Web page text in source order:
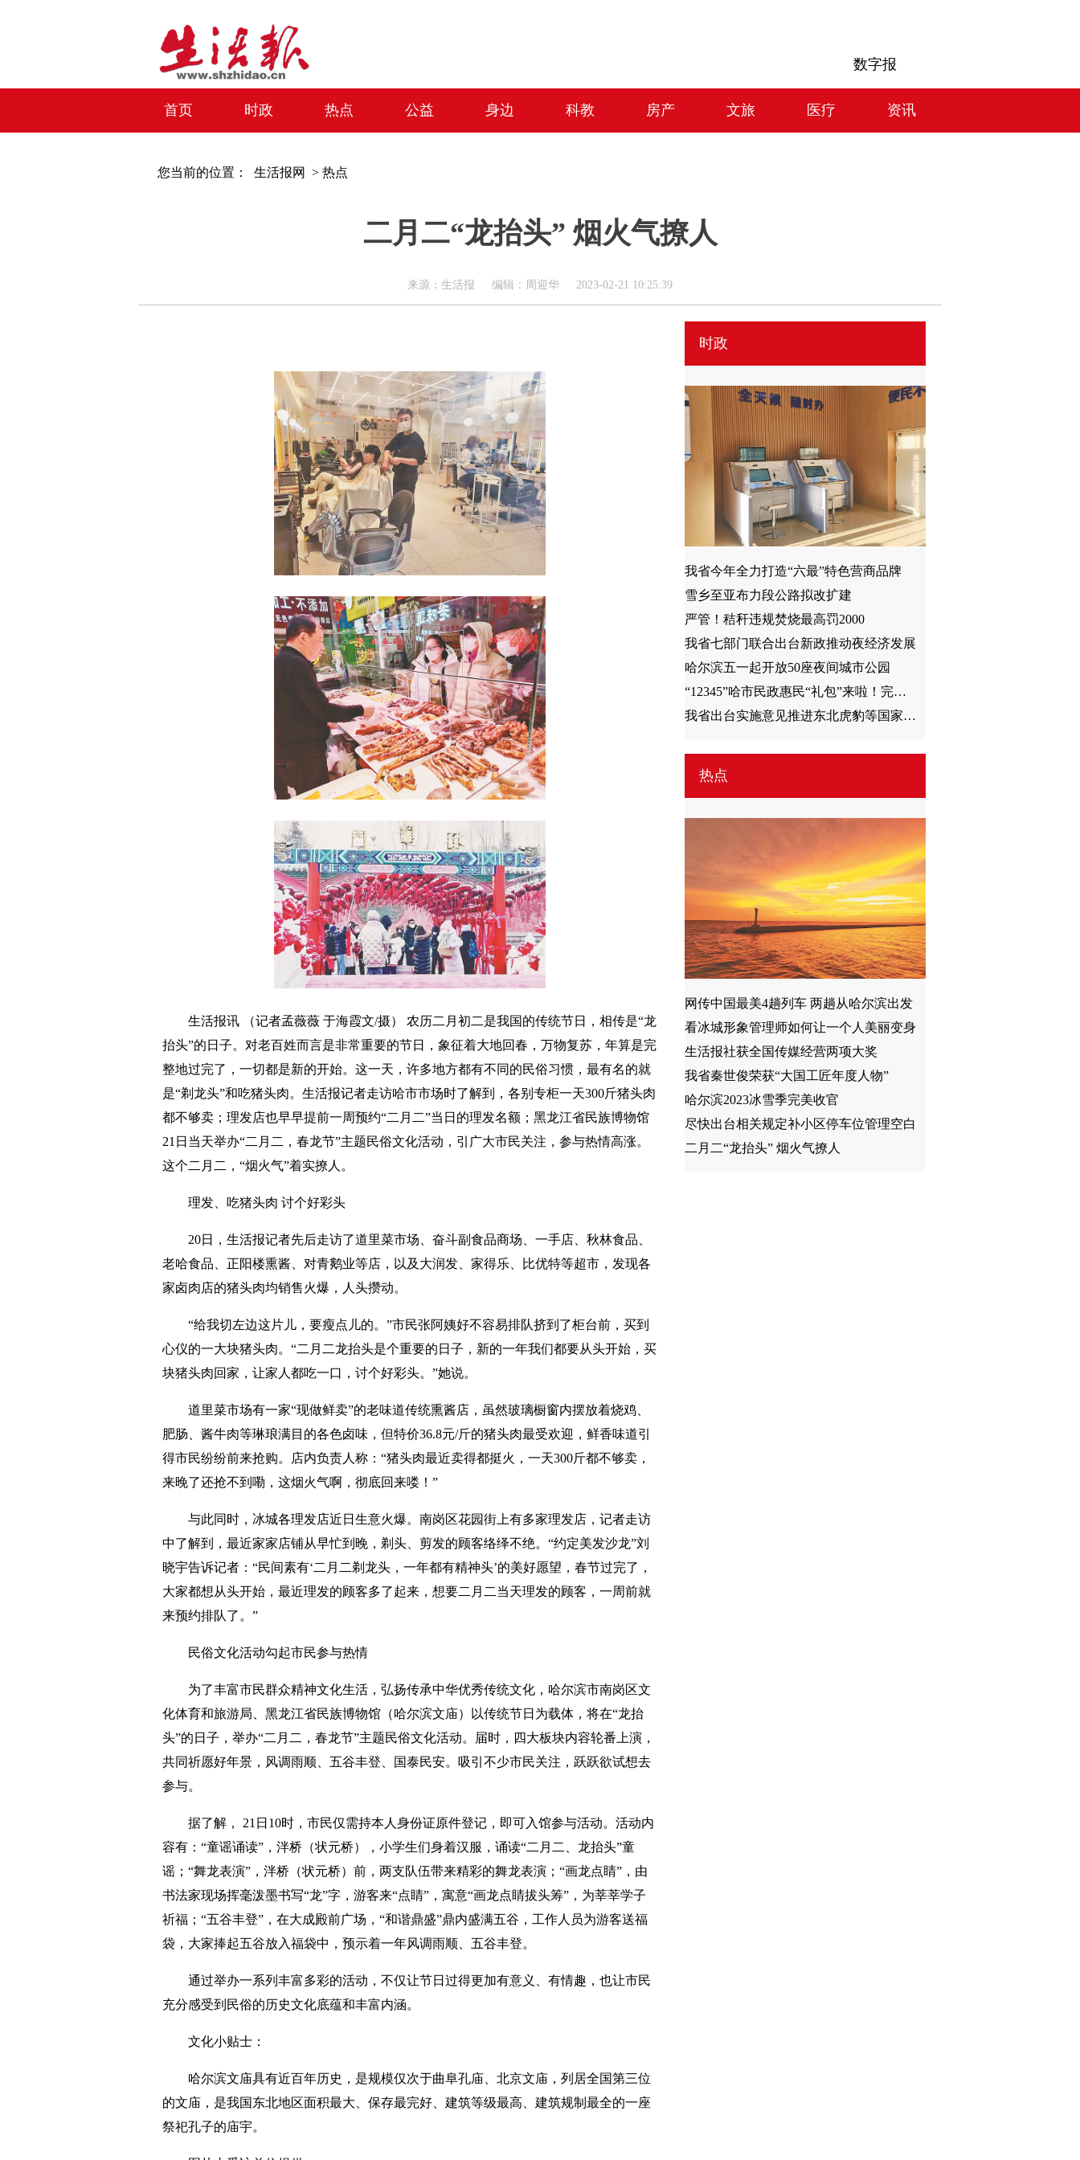
数字报
首页 时政 热点 公益 身边 科教 房产 文旅 医疗 资讯
您当前的位置： 生活报网 > 热点
二月二“龙抬头” 烟火气撩人
来源：生活报 编辑：周迎华 2023-02-21 10:25:39
生活报讯 （记者孟薇薇 于海霞文/摄） 农历二月初二是我国的传统节日，相传是“龙
抬头”的日子。对老百姓而言是非常重要的节日，象征着大地回春，万物复苏，年算是完
整地过完了，一切都是新的开始。这一天，许多地方都有不同的民俗习惯，最有名的就
是“剃龙头”和吃猪头肉。生活报记者走访哈市市场时了解到，各别专柜一天300斤猪头肉
都不够卖；理发店也早早提前一周预约“二月二”当日的理发名额；黑龙江省民族博物馆
21日当天举办“二月二，春龙节”主题民俗文化活动，引广大市民关注，参与热情高涨。
这个二月二，“烟火气”着实撩人。
理发、吃猪头肉 讨个好彩头
20日，生活报记者先后走访了道里菜市场、奋斗副食品商场、一手店、秋林食品、
老哈食品、正阳楼熏酱、对青鹅业等店，以及大润发、家得乐、比优特等超市，发现各
家卤肉店的猪头肉均销售火爆，人头攒动。
“给我切左边这片儿，要瘦点儿的。”市民张阿姨好不容易排队挤到了柜台前，买到
心仪的一大块猪头肉。“二月二龙抬头是个重要的日子，新的一年我们都要从头开始，买
块猪头肉回家，让家人都吃一口，讨个好彩头。”她说。
道里菜市场有一家“现做鲜卖”的老味道传统熏酱店，虽然玻璃橱窗内摆放着烧鸡、
肥肠、酱牛肉等琳琅满目的各色卤味，但特价36.8元/斤的猪头肉最受欢迎，鲜香味道引
得市民纷纷前来抢购。店内负责人称：“猪头肉最近卖得都挺火，一天300斤都不够卖，
来晚了还抢不到嘞，这烟火气啊，彻底回来喽！”
与此同时，冰城各理发店近日生意火爆。南岗区花园街上有多家理发店，记者走访
中了解到，最近家家店铺从早忙到晚，剃头、剪发的顾客络绎不绝。“约定美发沙龙”刘
晓宇告诉记者：“民间素有‘二月二剃龙头，一年都有精神头’的美好愿望，春节过完了，
大家都想从头开始，最近理发的顾客多了起来，想要二月二当天理发的顾客，一周前就
来预约排队了。”
民俗文化活动勾起市民参与热情
为了丰富市民群众精神文化生活，弘扬传承中华优秀传统文化，哈尔滨市南岗区文
化体育和旅游局、黑龙江省民族博物馆（哈尔滨文庙）以传统节日为载体，将在“龙抬
头”的日子，举办“二月二，春龙节”主题民俗文化活动。届时，四大板块内容轮番上演，
共同祈愿好年景，风调雨顺、五谷丰登、国泰民安。吸引不少市民关注，跃跃欲试想去
参与。
据了解， 21日10时，市民仅需持本人身份证原件登记，即可入馆参与活动。活动内
容有：“童谣诵读”，泮桥（状元桥），小学生们身着汉服，诵读“二月二、龙抬头”童
谣；“舞龙表演”，泮桥（状元桥）前，两支队伍带来精彩的舞龙表演；“画龙点睛”，由
书法家现场挥毫泼墨书写“龙”字，游客来“点睛”，寓意“画龙点睛拔头筹”，为莘莘学子
祈福；“五谷丰登”，在大成殿前广场，“和谐鼎盛”鼎内盛满五谷，工作人员为游客送福
袋，大家捧起五谷放入福袋中，预示着一年风调雨顺、五谷丰登。
通过举办一系列丰富多彩的活动，不仅让节日过得更加有意义、有情趣，也让市民
充分感受到民俗的历史文化底蕴和丰富内涵。
文化小贴士：
哈尔滨文庙具有近百年历史，是规模仅次于曲阜孔庙、北京文庙，列居全国第三位
的文庙，是我国东北地区面积最大、保存最完好、建筑等级最高、建筑规制最全的一座
祭祀孔子的庙宇。
时政
我省今年全力打造“六最”特色营商品牌
雪乡至亚布力段公路拟改扩建
严管！秸秆违规焚烧最高罚2000
我省七部门联合出台新政推动夜经济发展
哈尔滨五一起开放50座夜间城市公园
“12345”哈市民政惠民“礼包”来啦！完成百个省级智慧社区试点 新建社区老年人照护中心30个
我省出台实施意见推进东北虎豹等国家公园建设
热点
网传中国最美4趟列车 两趟从哈尔滨出发
看冰城形象管理师如何让一个人美丽变身
生活报社获全国传媒经营两项大奖
我省秦世俊荣获“大国工匠年度人物”
哈尔滨2023冰雪季完美收官
尽快出台相关规定补小区停车位管理空白
二月二“龙抬头” 烟火气撩人